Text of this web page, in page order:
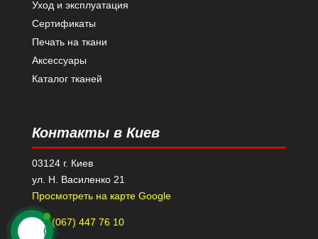
Уход и эксплуатация
Сертификаты
Печать на ткани
Аксессуары
Каталог тканей
Контакты в Киев
03124 г. Киев
ул. Н. Василенко 21
Просмотреть на карте Google
+38 (067) 447 76 10